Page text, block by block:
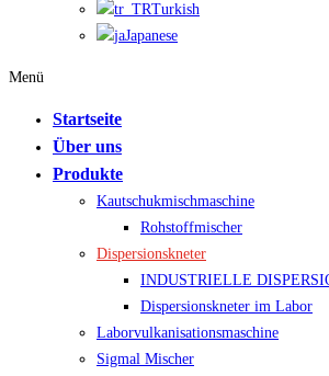
Turkish
Japanese
Menü
Startseite
Über uns
Produkte
Kautschukmischmaschine
Rohstoffmischer
Dispersionskneter
INDUSTRIELLE
Dispersionskneter im Labor
Laborvulkanisationsmaschine
Sigmal Mischer